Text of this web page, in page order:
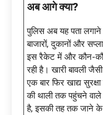
अब आगे क्या?
पुलिस अब यह पता
बाजारों, दुकानों और
इस रैकेट में और कौन-
रही है। खारी बावली
एक बार फिर खाद्य
की थाली तक पहुंचने
है, इसकी तह तक जाने के